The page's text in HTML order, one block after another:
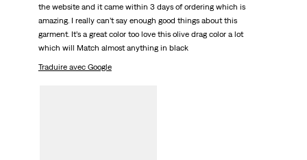
the website and it came within 3 days of ordering which is
amazing. I really can’t say enough good things about this
garment. It’s a great color too love this olive drag color a lot
which will Match almost anything in black
Traduire avec Google